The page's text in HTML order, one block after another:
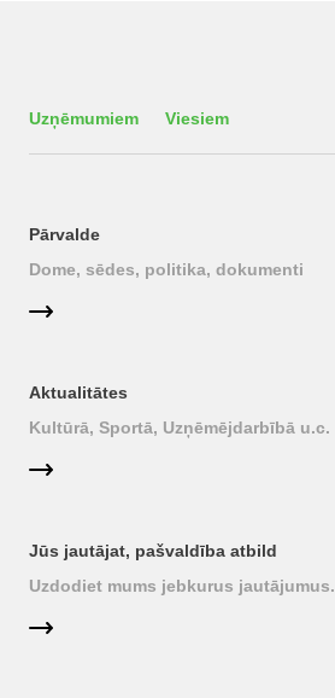
Uzņēmumiem Viesiem
Pārvalde
Dome, sēdes, politika, dokumenti
Aktualitātes
Kultūrā, Sportā, Uzņēmējdarbībā u.c.
Jūs jautājat, pašvaldība atbild
Uzdodiet mums jebkurus jautājumus.